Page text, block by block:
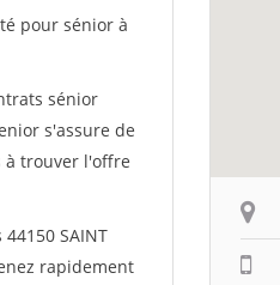
pour sénior à
sénior
s'assure de
à trouver l'offre
SAINT
rapidement